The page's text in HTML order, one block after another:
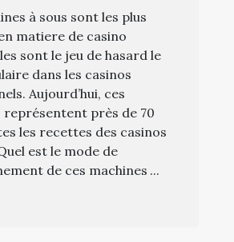
à sous sont les plus
matiere de casino
sont le jeu de hasard le
dans les casinos
Aujourd’hui, ces
représentent près de 70
les recettes des casinos
est le mode de
de ces machines ...